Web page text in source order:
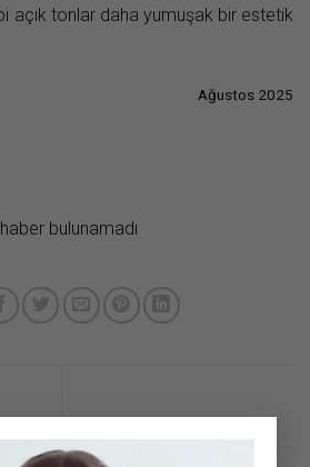
×
açık tonlar daha yumuşak bir estetik
Ağustos 2025
bulunamadı